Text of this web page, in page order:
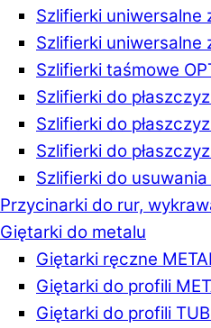
Szlifierki uniwersalne
Szlifierki uniwersalne
Szlifierki taśmowe
Szlifierki do
Szlifierki do
Szlifierki do
Szlifierki do
Przycinarki do rur,
Giętarki do metalu
Giętarki ręczne
Giętarki do profili
Giętarki do profili